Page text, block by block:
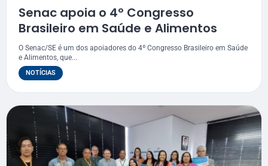
Senac apoia o 4º Congresso
Brasileiro em Saúde e Alimentos
O Senac/SE é um dos apoiadores do 4º Congresso Brasileiro em Saúde
e Alimentos, que...
NOTÍCIAS